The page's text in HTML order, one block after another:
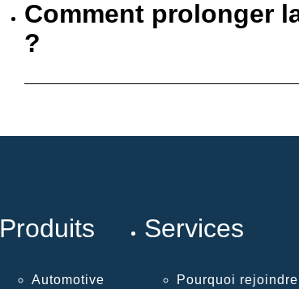
Comment prolonger
?
Produits
Automotive
Services
Pourquoi